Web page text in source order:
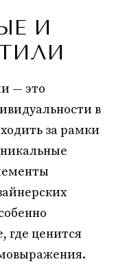
И
— это
в
за рамки
где ценится